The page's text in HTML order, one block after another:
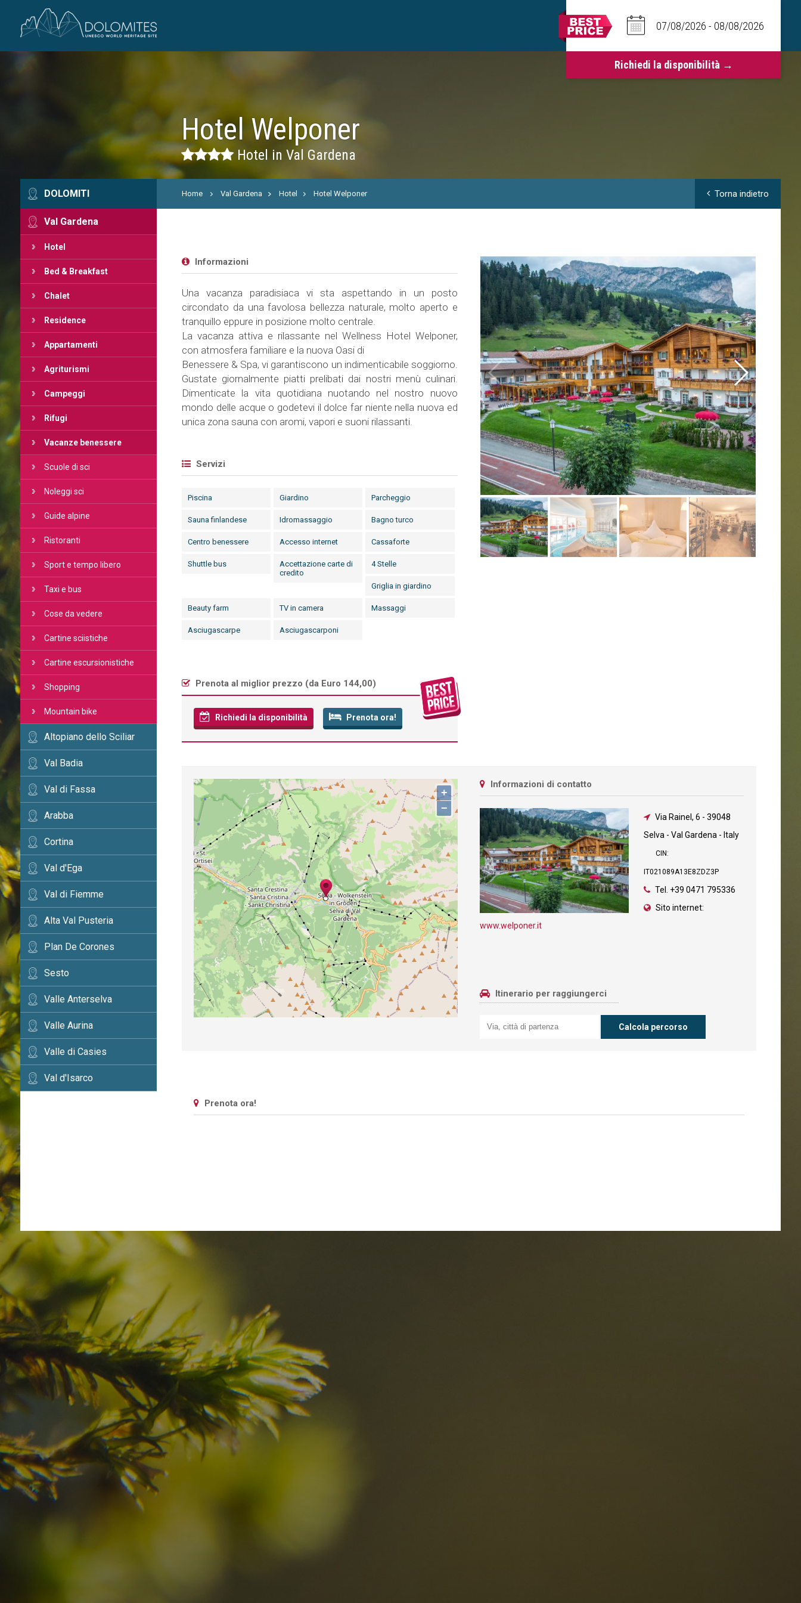
Hotel Welponer
Hotel in Val Gardena
DOLOMITI
Val Gardena
Hotel
Bed & Breakfast
Chalet
Residence
Appartamenti
Agriturismi
Campeggi
Rifugi
Vacanze benessere
Scuole di sci
Noleggi sci
Guide alpine
Ristoranti
Sport e tempo libero
Taxi e bus
Cose da vedere
Cartine sciistiche
Cartine escursionistiche
Shopping
Mountain bike
Altopiano dello Sciliar
Val Badia
Val di Fassa
Arabba
Cortina
Val d'Ega
Val di Fiemme
Alta Val Pusteria
Plan De Corones
Sesto
Valle Anterselva
Valle Aurina
Valle di Casies
Val d'Isarco
Home Val Gardena Hotel Hotel Welponer Torna indietro
Informazioni
Una vacanza paradisiaca vi sta aspettando in un posto
circondato da una favolosa bellezza naturale, molto aperto e
tranquillo eppure in posizione molto centrale.
La vacanza attiva e rilassante nel Wellness Hotel Welponer,
con atmosfera familiare e la nuova Oasi di
Benessere & Spa, vi garantiscono un indimenticabile soggiorno.
Gustate giornalmente piatti prelibati dai nostri menù culinari.
Dimenticate la vita quotidiana nuotando nel nostro nuovo
mondo delle acque o godetevi il dolce far niente nella nuova ed
unica zona sauna con aromi, vapori e suoni rilassanti.
Servizi
Piscina Giardino Parcheggio
Sauna finlandese Idromassaggio Bagno turco
Centro benessere Accesso internet Cassaforte
Shuttle bus
Accettazione carte di
credito
4 Stelle
Griglia in giardino
Beauty farm TV in camera Massaggi
Asciugascarpe Asciugascarponi
Prenota al miglior prezzo (da Euro 144,00)
Richiedi la disponibilità Prenota ora!
+
−
Informazioni di contatto
Via Rainel, 6 -39048
Selva - Val Gardena - Italy
CIN:
IT021089A13E8ZDZ3P
Tel. +39 0471 795336
Sito internet:
www.welponer.it
Itinerario per raggiungerci
Prenota ora!
Avete già trovato la
destinazione dei vostri sogni?
Verificate la disponibilità per la vostra vacanza nelle Dolomiti
07 08